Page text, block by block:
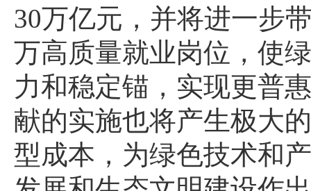
30万亿元，并将进一步
万高质量就业岗位，使
力和稳定锚，实现更普
献的实施也将产生极大
型成本，为绿色技术和